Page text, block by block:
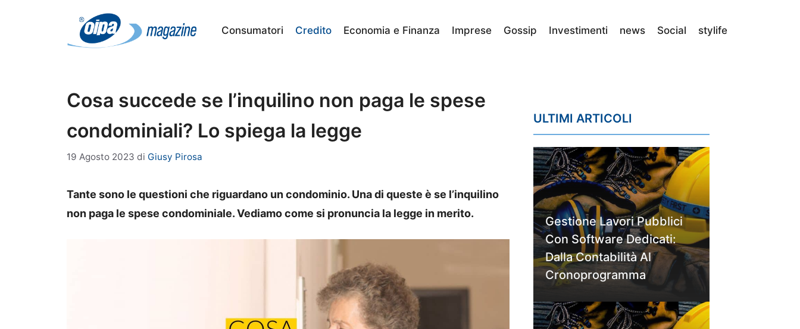
Consumatori Credito Economia e Finanza Imprese Gossip Investimenti news Social stylife
Cosa succede se l’inquilino non paga le spese
condominiali? Lo spiega la legge
19 Agosto 2023 di Giusy Pirosa
Tante sono le questioni che riguardano un condominio. Una di queste è se l’inquilino
non paga le spese condominiale. Vediamo come si pronuncia la legge in merito.
ULTIMI ARTICOLI
Gestione Lavori Pubblici
Con Software Dedicati:
Dalla Contabilità Al
Cronoprogramma